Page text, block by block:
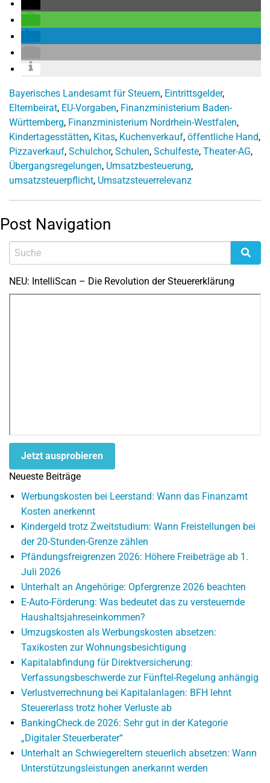
Bayerisches Landesamt für Steuern, Eintrittsgelder,
Elternbeirat, EU-Vorgaben, Finanzministerium Baden-
Württemberg, Finanzministerium Nordrhein-Westfalen,
Kindertagesstätten, Kitas, Kuchenverkauf, öffentliche Hand,
Pizzaverkauf, Schulchor, Schulen, Schulfeste, Theater-AG,
Übergangsregelungen, Umsatzbesteuerung,
umsatzsteuerpflicht, Umsatzsteuerrelevanz
Post Navigation
NEU: IntelliScan – Die Revolution der Steuererklärung
Jetzt ausprobieren
Neueste Beiträge
Werbungskosten bei Leerstand: Wann das Finanzamt
Kosten anerkennt
Kindergeld trotz Zweitstudium: Wann Freistellungen bei
der 20-Stunden-Grenze zählen
Pfändungsfreigrenzen 2026: Höhere Freibeträge ab 1.
Juli 2026
Unterhalt an Angehörige: Opfergrenze 2026 beachten
E-Auto-Förderung: Was bedeutet das zu versteuernde
Haushaltsjahreseinkommen?
Umzugskosten als Werbungskosten absetzen:
Taxikosten zur Wohnungsbesichtigung
Kapitalabfindung für Direktversicherung:
Verfassungsbeschwerde zur Fünftel-Regelung anhängig
Verlustverrechnung bei Kapitalanlagen: BFH lehnt
Steuererlass trotz hoher Verluste ab
BankingCheck.de 2026: Sehr gut in der Kategorie
„Digitaler Steuerberater“
Unterhalt an Schwiegereltern steuerlich absetzen: Wann
Unterstützungsleistungen anerkannt werden